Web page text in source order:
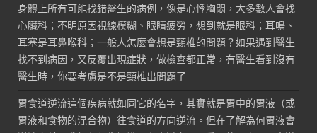
身體上所有可能找錯醫生的病例，像是心悸胸悶，大多數人會找
心臟科；不明原因視線模糊、眼睛疲勞，想到就是眼科；耳鳴、
耳塞是耳鼻喉科；一般人怎麼會想是頸椎的問題？如果遇到醫生
找不到病因，又反覆出現症狀，做檢查都正常，有醫生看到沒有
醫生時，你要考慮是不是頸椎出問題了
胃食道逆流這個疾病就如同它的名字，其實就是胃中的胃液（或
胃液和食物的混合物）往食道的方向逆流。但在了解為何胃液會